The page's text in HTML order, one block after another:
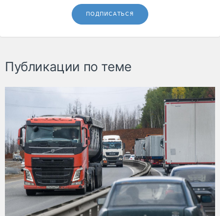
ПОДПИСАТЬСЯ
Публикации по теме